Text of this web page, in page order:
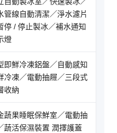
管線自動清潔／淨水濾片
停 / 停止製冰／補水通知
燈
即鮮冷凍鋁盤／自動感知
冷凍／電動抽屜／三段式
收納
蔬果睡眠保鮮室／電動抽
蔬活保濕裝置 潤擇護蓋